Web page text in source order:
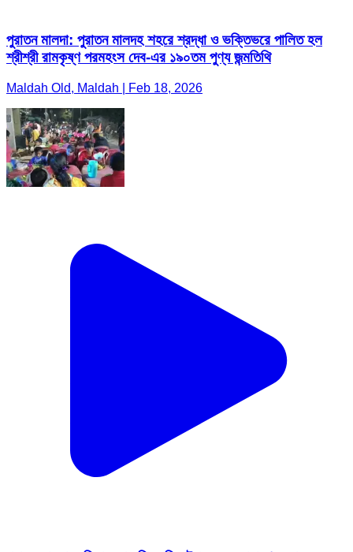
পুরাতন মালদা: পুরাতন মালদহ শহরে শ্রদ্ধা ও ভক্তিভরে পালিত হল
শ্রীশ্রী রামকৃষ্ণ পরমহংস দেব-এর ১৯০তম পুণ্য জন্মতিথি
Maldah Old, Maldah | Feb 18, 2026